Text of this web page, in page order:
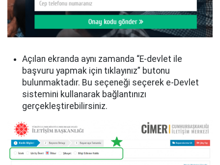
Açılan ekranda aynı zamanda “E-devlet ile
başvuru yapmak için tıklayınız” butonu
bulunmaktadır. Bu seçeneği seçerek e-Devlet
sistemini kullanarak bağlantınızı
gerçekleştirebilirsiniz.